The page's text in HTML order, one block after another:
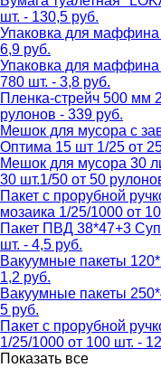
шт. - 130,5 руб.
Упаковка для
6,9 руб.
Упаковка для
780 шт. - 3,8 руб.
Пленка-стрейч 500 мм
рулонов - 339 руб.
Мешок для мусора с
Оптима 15 шт 1/25 от
Мешок для мусора 30
30 шт.1/50 от 50
Пакет с прорубной
мозаика 1/25/1000 от
Пакет ПВД 38*47+3
шт. - 4,5 руб.
Вакуумные пакеты
1,2 руб.
Вакуумные пакеты
5 руб.
Пакет с прорубной
1/25/1000 от 100 шт. -
Показать все